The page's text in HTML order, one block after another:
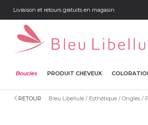
Livraison et retours gratuits en magasin
Boucles PRODUIT CHEVEUX
RETOUR Bleu Libellule Esthétique Ongles